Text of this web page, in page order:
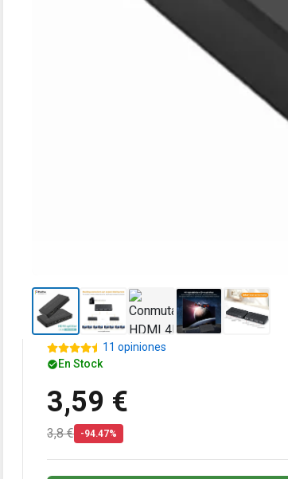
11 opiniones
En Stock
3,59 €
3,8 € -94.47%